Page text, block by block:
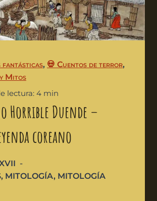
fantásticas, 💀 Cuentos de terror,
Mitos
lectura: 4 min
Horrible Duende –
coreano
, MITOLOGÍA, MITOLOGÍA